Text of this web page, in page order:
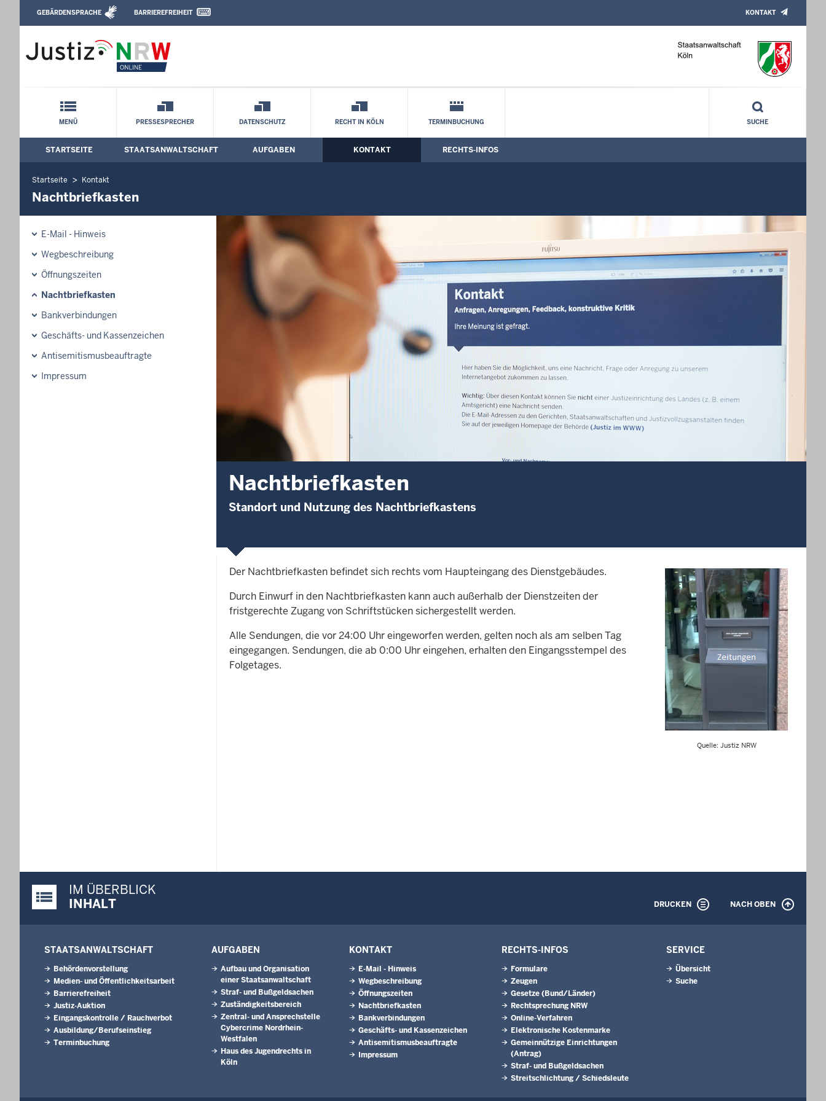
Staatsanwaltschaft Köln: Nachtbriefkasten
Direkt zum Inhalt
Leichte Sprache, Gebärdensprachenvideo und Kontaktformular
GEBÄRDENSPRACHE BARRIEREFREIHEIT KONTAKT
Schnellnavigation mit Volltext-Suche
MENÜ PRESSESPRECHER DATENSCHUTZ RECHT IN KÖLN TERMINBUCHUNG SUCHE
Hauptmenü: Hauptnavigation
STARTSEITE STAATSANWALTSCHAFT AUFGABEN KONTAKT RECHTS-INFOS
Startseite Kontakt
Nachtbriefkasten
E-Mail - Hinweis
Wegbeschreibung
Öffnungszeiten
Nachtbriefkasten
Bankverbindungen
Geschäfts- und Kassenzeichen
Antisemitismusbeauftragte
Impressum
Nachtbriefkasten
Standort und Nutzung des Nachtbriefkastens
Quelle: Justiz NRW
Der Nachtbriefkasten befindet sich rechts vom Haupteingang des Dienstgebäudes.
Durch Einwurf in den Nachtbriefkasten kann auch außerhalb der Dienstzeiten der
fristgerechte Zugang von Schriftstücken sichergestellt werden.
Alle Sendungen, die vor 24:00 Uhr eingeworfen werden, gelten noch als am selben Tag
eingegangen. Sendungen, die ab 0:00 Uhr eingehen, erhalten den Eingangsstempel des
Folgetages.
Justiz-Portal im Überblick:
IM ÜBERBLICK
INHALT
DRUCKEN NACH OBEN
STAATSANWALTSCHAFT
Behördenvorstellung
Medien- und Öffentlichkeitsarbeit
Barrierefreiheit
Justiz-Auktion
Eingangskontrolle / Rauchverbot
Ausbildung/Berufseinstieg
Terminbuchung
AUFGABEN
Aufbau und Organisation
einer Staatsanwaltschaft
Straf- und Bußgeldsachen
Zuständigkeitsbereich
Zentral- und Ansprechstelle
Cybercrime Nordrhein-
Westfalen
Haus des Jugendrechts in
Köln
KONTAKT
E-Mail - Hinweis
Wegbeschreibung
Öffnungszeiten
Nachtbriefkasten
Bankverbindungen
Geschäfts- und Kassenzeichen
Antisemitismusbeauftragte
Impressum
RECHTS-INFOS
Formulare
Zeugen
Gesetze (Bund/Länder)
Rechtsprechung NRW
Online-Verfahren
Elektronische Kostenmarke
Gemeinnützige Einrichtungen
(Antrag)
Straf- und Bußgeldsachen
Streitschlichtung / Schiedsleute
SERVICE
Übersicht
Suche